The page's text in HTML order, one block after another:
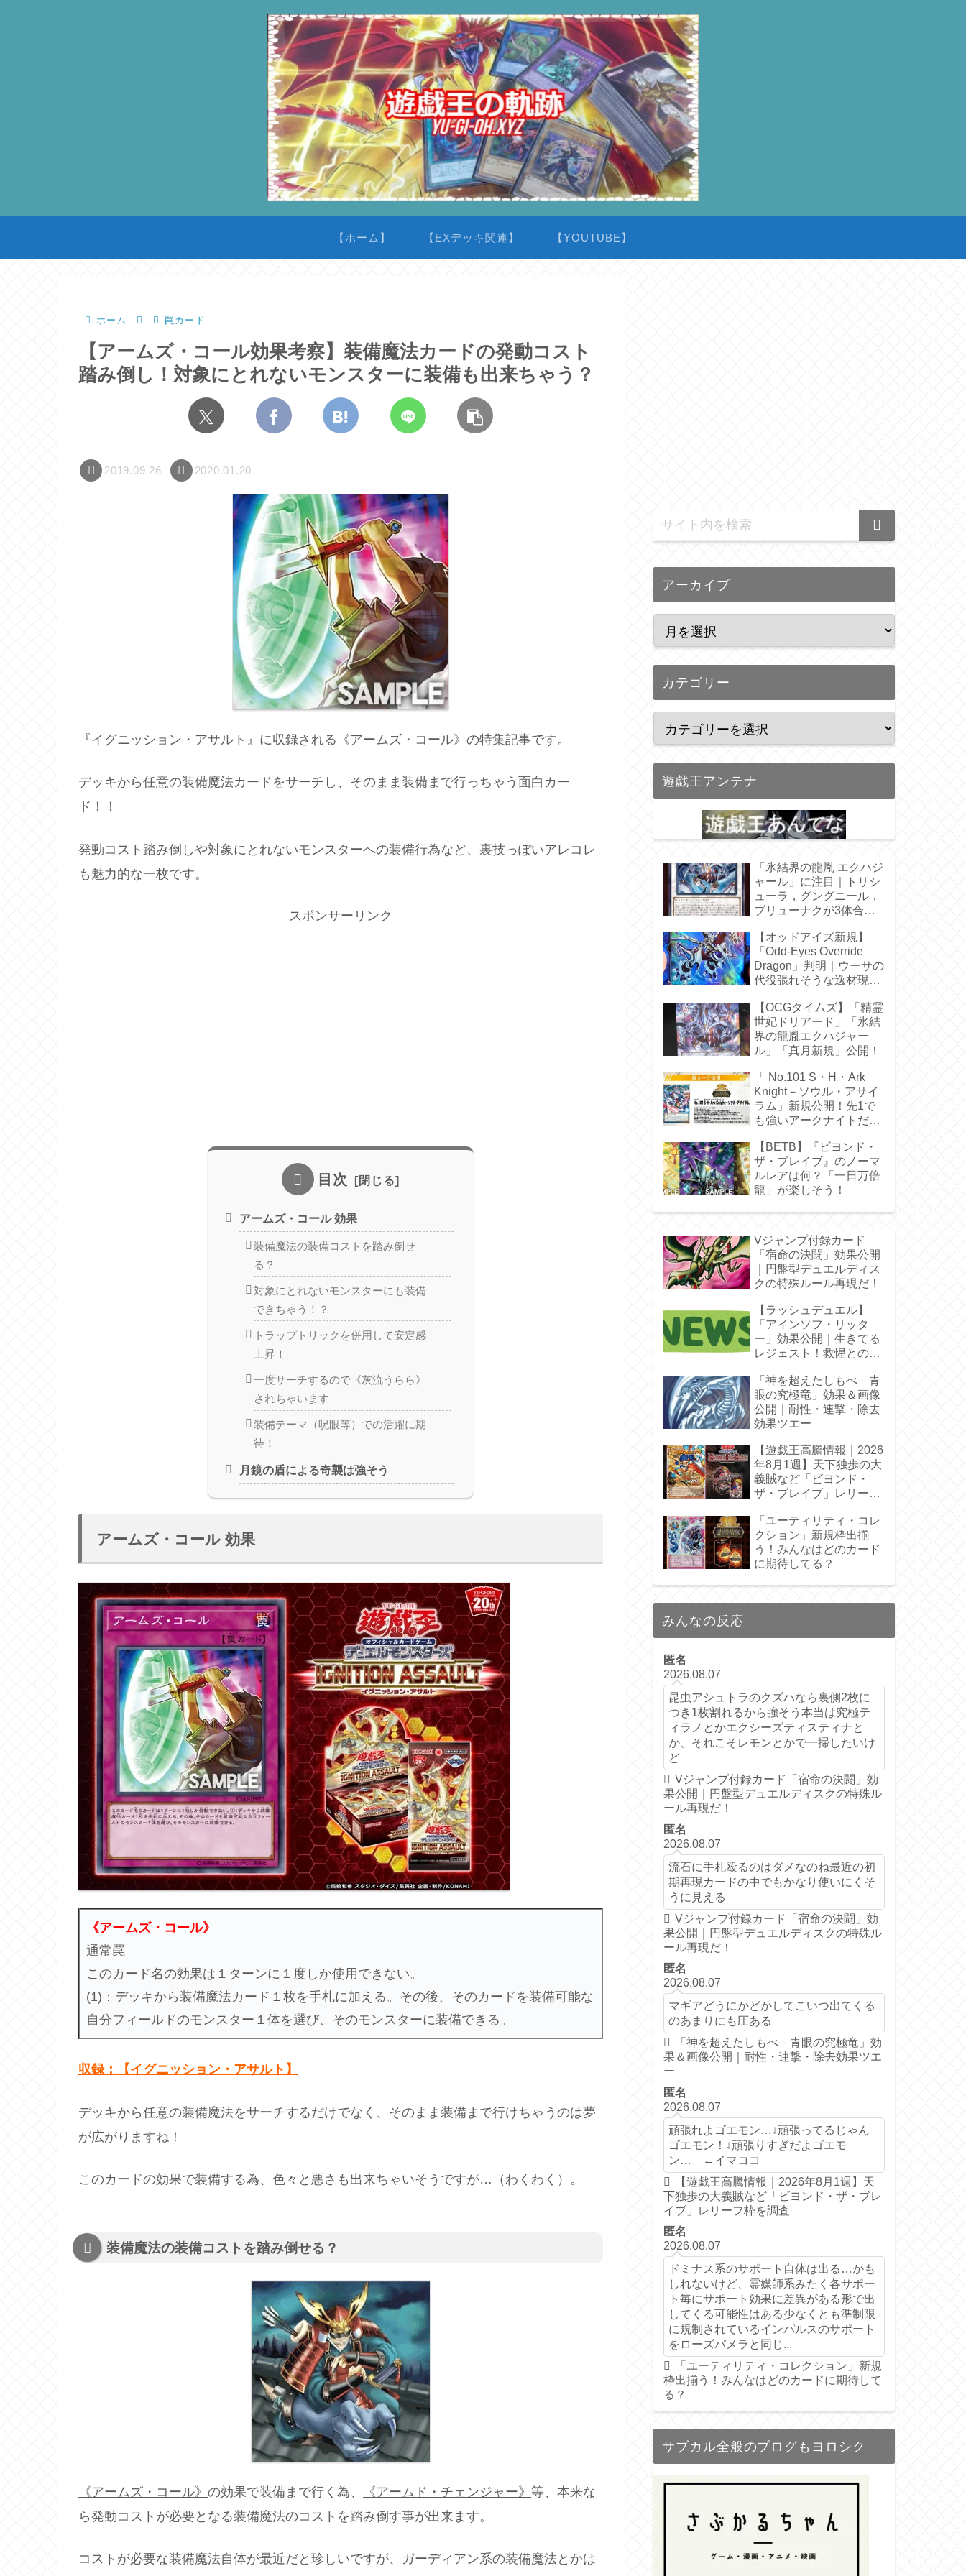
【ホーム】 【EXデッキ関連】 【YOUTUBE】
ホーム 罠カード
【アームズ・コール効果考察】装備魔法カードの発動コスト
踏み倒し！対象にとれないモンスターに装備も出来ちゃう？
2019.09.26 2020.01.20
『イグニッション・アサルト』に収録される 《アームズ・コール》 の特集記事です。
デッキから任意の装備魔法カードをサーチし、そのまま装備まで行っちゃう面白カー
ド！！
発動コスト踏み倒しや対象にとれないモンスターへの装備行為など、裏技っぽいアレコレ
も魅力的な一枚です。
スポンサーリンク
目次
アームズ・コール 効果
装備魔法の装備コストを踏み倒せ
る？
対象にとれないモンスターにも装備
できちゃう！？
トラップトリックを併用して安定感
上昇！
一度サーチするので《灰流うらら》
されちゃいます
装備テーマ（呪眼等）での活躍に期
待！
月鏡の盾による奇襲は強そう
アームズ・コール 効果
《アームズ・コール》
通常罠
このカード名の効果は１ターンに１度しか使用できない。
(1)：デッキから装備魔法カード１枚を手札に加える。その後、そのカードを装備可能な
自分フィールドのモンスター１体を選び、そのモンスターに装備できる。
収録：【イグニッション・アサルト】
デッキから任意の装備魔法をサーチするだけでなく、そのまま装備まで行けちゃうのは夢
が広がりますね！
このカードの効果で装備する為、色々と悪さも出来ちゃいそうですが…（わくわく）。
装備魔法の装備コストを踏み倒せる？
《アームズ・コール》 の効果で装備まで行く為、 《アームド・チェンジャー》 等、本来な
ら発動コストが必要となる装備魔法のコストを踏み倒す事が出来ます。
コストが必要な装備魔法自体が最近だと珍しいですが、ガーディアン系の装備魔法とかは
アーカイブ
カテゴリー
遊戯王アンテナ
「氷結界の龍胤 エクハジ
ャール」に注目｜トリシ
ューラ，グングニール，
ブリューナクが3体合
【オッドアイズ新規】
「Odd-Eyes Override
Dragon」判明｜ウーサの
代役張れそうな逸材現
【OCGタイムズ】「精霊
世妃ドリアード」「氷結
界の龍胤エクハジャー
ル」「真月新規」公開！
「 No.101 S・H・Ark
Knight－ソウル・アサイ
ラム」新規公開！先1で
も強いアークナイトだ
【BETB】『ビヨンド・
ザ・ブレイブ』のノーマ
ルレアは何？「一日万倍
龍」が楽しそう！
Vジャンプ付録カード
「宿命の決闘」効果公開
｜円盤型デュエルディス
クの特殊ルール再現だ！
【ラッシュデュエル】
「アインソフ・リッタ
ー」効果公開｜生きてる
レジェスト！救惺との相
「神を超えたしもべ－青
眼の究極竜」効果＆画像
公開｜耐性・連撃・除去
効果ツエー
【遊戯王高騰情報｜2026
年8月1週】天下独歩の大
義賊など「ビヨンド・
ザ・ブレイブ」レリーフ
「ユーティリティ・コレ
クション」新規枠出揃
う！みんなはどのカード
に期待してる？
みんなの反応
匿名
2026.08.07
昆虫アシュトラのクズハなら裏側2枚に
つき1枚割れるから強そう本当は究極テ
ィラノとかエクシーズティスティナと
か、それこそレモンとかで一掃したいけ
ど
Vジャンプ付録カード「宿命の決闘」効
果公開｜円盤型デュエルディスクの特殊ル
ール再現だ！
匿名
2026.08.07
流石に手札殴るのはダメなのね最近の初
期再現カードの中でもかなり使いにくそ
うに見える
Vジャンプ付録カード「宿命の決闘」効
果公開｜円盤型デュエルディスクの特殊ル
ール再現だ！
匿名
2026.08.07
マギアどうにかどかしてこいつ出てくる
のあまりにも圧ある
「神を超えたしもべ－青眼の究極竜」効
果＆画像公開｜耐性・連撃・除去効果ツエ
ー
匿名
2026.08.07
頑張れよゴエモン…↓頑張ってるじゃん
ゴエモン！↓頑張りすぎだよゴエモ
ン… ←イマココ
【遊戯王高騰情報｜2026年8月1週】天
下独歩の大義賊など「ビヨンド・ザ・ブレ
イブ」レリーフ枠を調査
匿名
2026.08.07
ドミナス系のサポート自体は出る…かも
しれないけど、霊媒師系みたく各サポー
ト毎にサポート効果に差異がある形で出
してくる可能性はある少なくとも準制限
に規制されているインパルスのサポート
をローズパメラと同じ...
「ユーティリティ・コレクション」新規
枠出揃う！みんなはどのカードに期待して
る？
サブカル全般のブログもヨロシク